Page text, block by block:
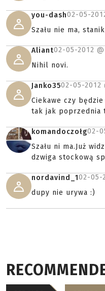
you-dash02-05-
Szału nie ma,
Aliant02-05-2012 @
Nihil novi.
Janko3502-05-2012
Ciekawe czy
tak jak poprzednia
komandoczołg02-
Szału ni ma.Już
dzwiga stockową
nordavind_102-05-
dupy nie urywa :)